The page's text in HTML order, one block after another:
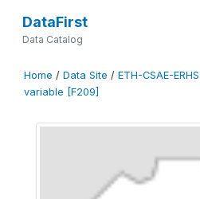
DataFirst
Data Catalog
Home / Data Site / ETH-CSAE-
variable [F209]